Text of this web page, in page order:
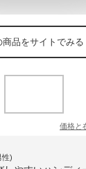
商品をサイトでみる
価格と
性)